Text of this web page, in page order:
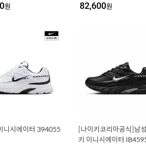
원 82,600원
니시에이터 394055
[나이키코리아공식]남
키 이니시에이터